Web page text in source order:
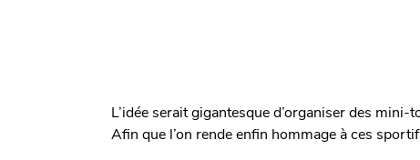
L’idée serait gigantesque d’organiser des
Afin que l’on rende enfin hommage à ces